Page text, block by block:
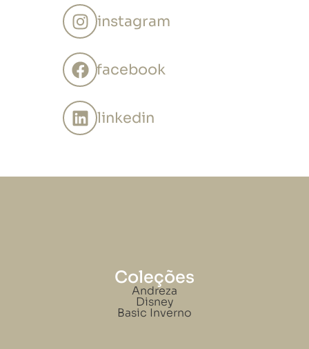
instagram
facebook
linkedin
Coleções
Andreza
Disney
Basic Inverno